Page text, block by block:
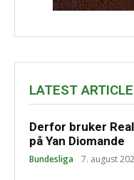
LATEST
Derfor bruker
på Yan Diomande
Bundesliga 7. august